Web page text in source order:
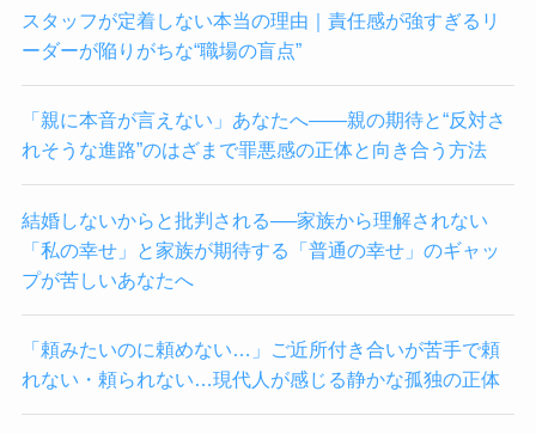
スタッフが定着しない本当の理由｜責任感が強すぎるリ
ーダーが陥りがちな“職場の盲点”
「親に本音が言えない」あなたへ——親の期待と“反対さ
れそうな進路”のはざまで罪悪感の正体と向き合う方法
結婚しないからと批判される──家族から理解されない
「私の幸せ」と家族が期待する「普通の幸せ」のギャッ
プが苦しいあなたへ
「頼みたいのに頼めない…」ご近所付き合いが苦手で頼
れない・頼られない…現代人が感じる静かな孤独の正体